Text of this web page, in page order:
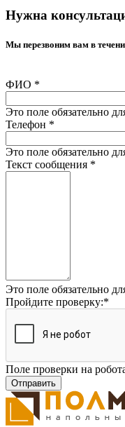
Нужна
Мы перезвоним вам в
ФИО *
Это поле обязательно
Телефон *
Это поле обязательно
Текст сообщения *
Это поле обязательно
Пройдите проверку:*
Поле проверки на